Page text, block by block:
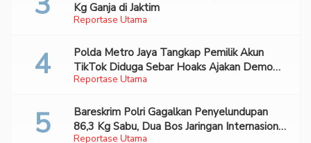
Reportase Utama
Kg Ganja di Jaktim
Reportase Utama
Polda Metro Jaya Tangkap Pemilik Akun
TikTok Diduga Sebar Hoaks Ajakan Demo
Turunkan Prabowo-Gibran
Reportase Utama
Bareskrim Polri Gagalkan Penyelundupan
86,3 Kg Sabu, Dua Bos Jaringan Internasional